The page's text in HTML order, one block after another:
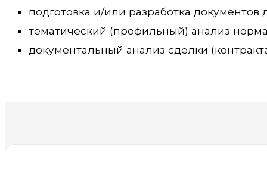
подготовка и/или разработка
тематический (профильный) анализ
документальный анализ сделки